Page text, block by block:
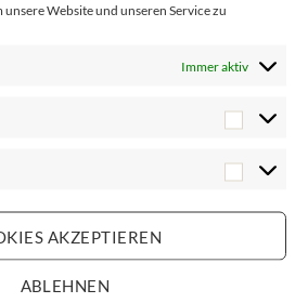
Website und unseren Service zu
Immer aktiv
AKZEPTIEREN
ABLEHNEN